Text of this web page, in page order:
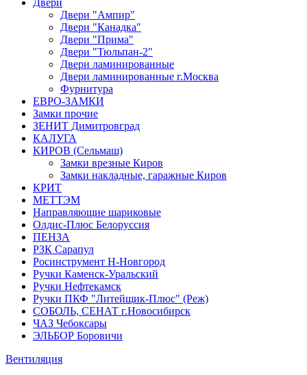
Двери "Ампир"
Двери "Канадка"
Двери "Прима"
Двери "Тюльпан-2"
Двери ламинированные
Двери ламинированные г.Москва
Фурнитура
ЕВРО-ЗАМКИ
Замки прочие
ЗЕНИТ Димитровград
КАЛУГА
КИРОВ (Сельмаш)
Замки врезные Киров
Замки накладные, гаражные Киров
КРИТ
МЕТТЭМ
Направляющие шариковые
Олдис-Плюс Белоруссия
ПЕНЗА
РЗК Сарапул
Росинструмент Н-Новгород
Ручки Каменск-Уральский
Ручки Нефтекамск
Ручки ПКФ "Литейщик-Плюс" (Реж)
СОБОЛЬ, СЕНАТ г.Новосибирск
ЧАЗ Чебоксары
ЭЛЬБОР Боровичи
Вентиляция